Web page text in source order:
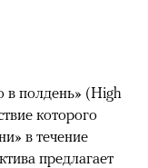
в полдень» (High
которого
в течение
предлагает